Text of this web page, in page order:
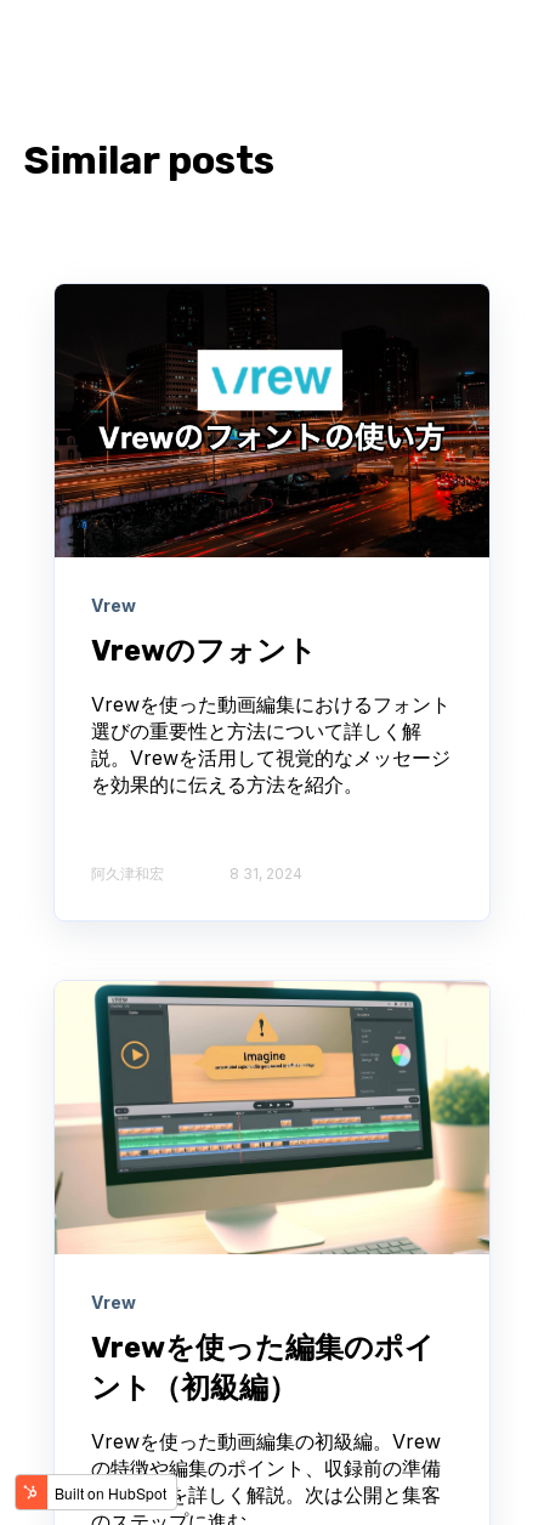
Similar posts
Vrew
Vrewのフォント
Vrewを使った動画編集におけるフォント
選びの重要性と方法について詳しく解
説。Vrewを活用して視覚的なメッセージ
を効果的に伝える方法を紹介。
阿久津和宏 8 31, 2024
Vrew
Vrewを使った編集のポイ
ント（初級編）
Vrewを使った動画編集の初級編。Vrew
の特徴や編集のポイント、収録前の準備
方法などを詳しく解説。次は公開と集客